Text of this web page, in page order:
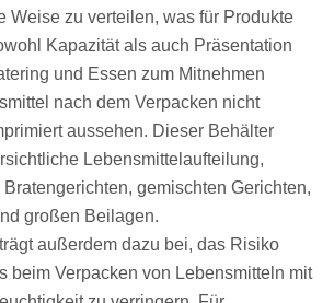
Weise zu verteilen, was für Produkte
Kapazität als auch Präsentation
und Essen zum Mitnehmen
nach dem Verpacken nicht
aussehen. Dieser Behälter
Lebensmittelaufteilung,
gemischten Gerichten,
großen Beilagen.
außerdem dazu bei, das Risiko
beim Verpacken von Lebensmitteln mit